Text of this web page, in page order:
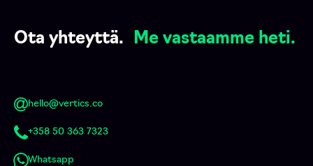
Ota yhteyttä. Me vastaamme heti.
hello@vertics.co
+358 50 363 7323
Whatsapp